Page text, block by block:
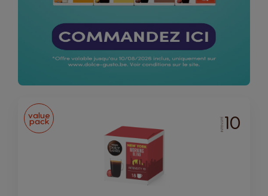
value
pack INTENSITÉ10